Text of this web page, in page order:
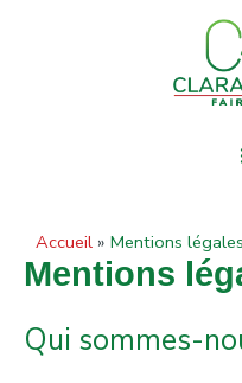
Accueil Mentions légales
Mentions
Qui sommes-